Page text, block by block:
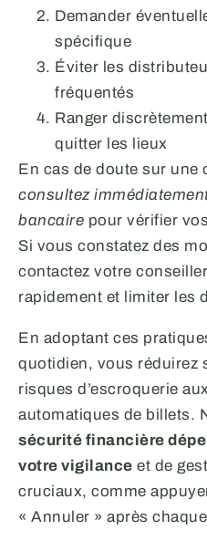
Demander
spécifique
Éviter les
fréquentés
Ranger
quitter les lieux
En cas de doute sur une
consultez
bancaire pour vérifier
Si vous constatez des
contactez votre
rapidement et limiter les
En adoptant ces
quotidien, vous réduirez
risques d’escroquerie
automatiques de billets.
sécurité financière
votre vigilance et de
cruciaux, comme
« Annuler » après